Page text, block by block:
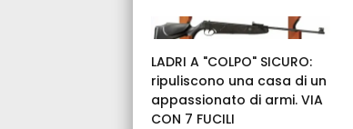
LADRI A "COLPO" SICURO:
ripuliscono una casa di un
appassionato di armi. VIA
CON 7 FUCILI